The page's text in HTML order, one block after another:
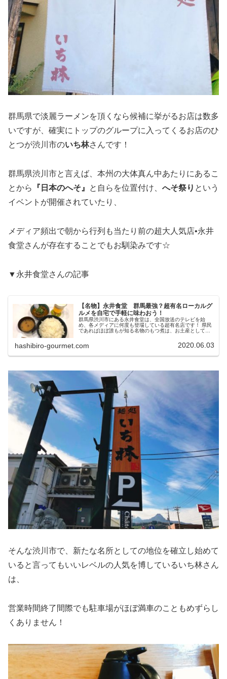
群馬県で淡麗ラーメンを頂くなら候補に挙がるお店は数多
いですが、確実にトップのグループに入ってくるお店のひ
とつが渋川市のいち林さんです！
群馬県渋川市と言えば、本州の大体真ん中あたりにあるこ
とから
『日本のへそ』 と自らを位置付け、 へそ祭り という
イベントが開催されていたり、
メディア頻出で朝から行列も当たり前の超大人気店•永井
食堂さんが存在することでもお馴染みです☆
▼永井食堂さんの記事
【名物】永井食堂 群馬最強？超有名ローカルグ
ルメを自宅で手軽に味わおう！
群馬県渋川市にある永井食堂は、全国放送のテレビを始
め、各メディアに何度も登場している超有名店です！ 県民
であればほぼ誰もが知る名物のもつ煮は、お土産としても
hashibiro-gourmet.com 2020.06.03
そんな渋川市で、新たな名所としての地位を確立し始めて
いると言ってもいいレベルの人気を博しているいち林さん
は、
営業時間終了間際でも駐車場がほぼ満車のこともめずらし
くありません！